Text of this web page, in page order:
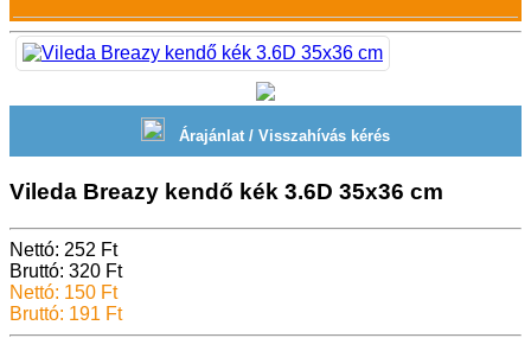
Árajánlat / Visszahívás kérés
Vileda Breazy kendő kék 3.6D 35x36 cm
Nettó: 252 Ft
Bruttó: 320 Ft
Nettó: 150 Ft
Bruttó: 191 Ft